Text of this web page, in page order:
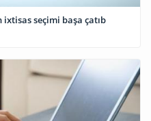
seçimi başa çatıb